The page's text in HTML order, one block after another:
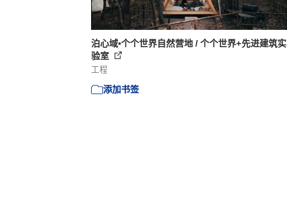
泊心域•个个世界自然营地 / 个个世界+先进建筑实
验室
工程
添加书签